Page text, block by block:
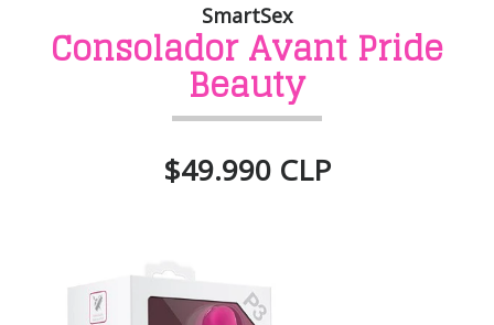
SmartSex
Consolador Avant Pride
Beauty
$49.990 CLP